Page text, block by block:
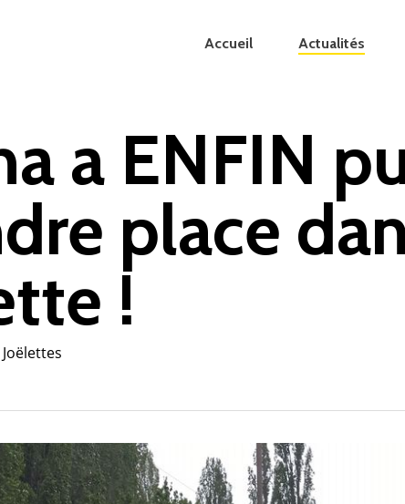
Accueil Actualités
a ENFIN
place
!
Joëlettes